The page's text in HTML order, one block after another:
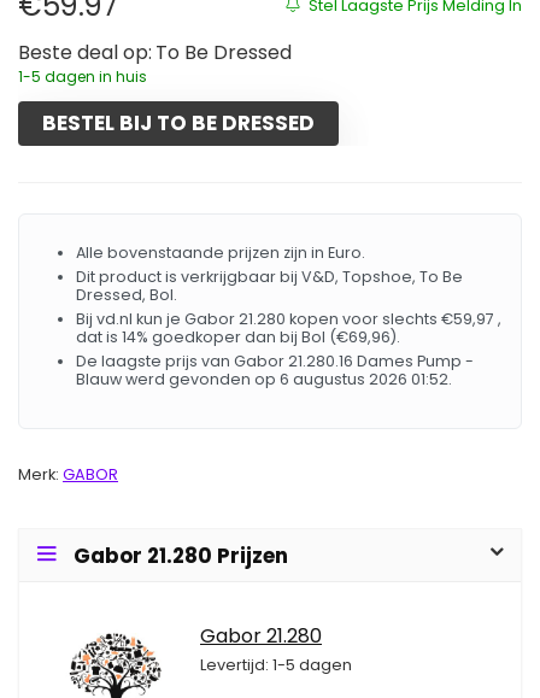
Stel Laagste Prijs Melding In
Beste deal op: To Be Dressed
1-5 dagen in huis
BESTEL BIJ TO BE DRESSED
Alle bovenstaande prijzen zijn in Euro.
Dit product is verkrijgbaar bij V&D, Topshoe, To Be
Dressed, Bol.
Bij vd.nl kun je Gabor 21.280 kopen voor slechts €59,97 ,
dat is 14% goedkoper dan bij Bol (€69,96).
De laagste prijs van Gabor 21.280.16 Dames Pump -
Blauw werd gevonden op 6 augustus 2026 01:52.
Merk: GABOR
Gabor 21.280 Prijzen
Gabor 21.280
Levertijd: 1-5 dagen